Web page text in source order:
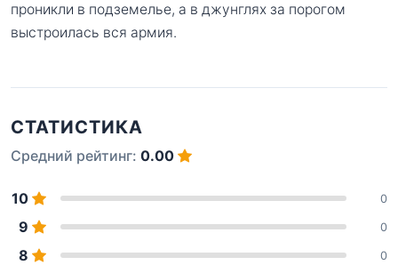
проникли в подземелье, а в джунглях за порогом
выстроилась вся армия.
СТАТИСТИКА
Средний рейтинг: 0.00
10 0
9 0
8 0